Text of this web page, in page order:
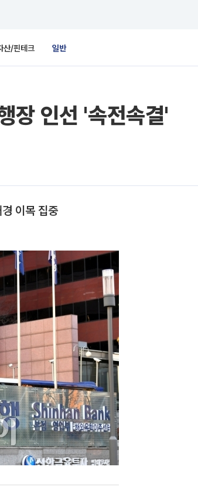
산/핀테크 일반
장 인선 '속전속결'
이목 집중